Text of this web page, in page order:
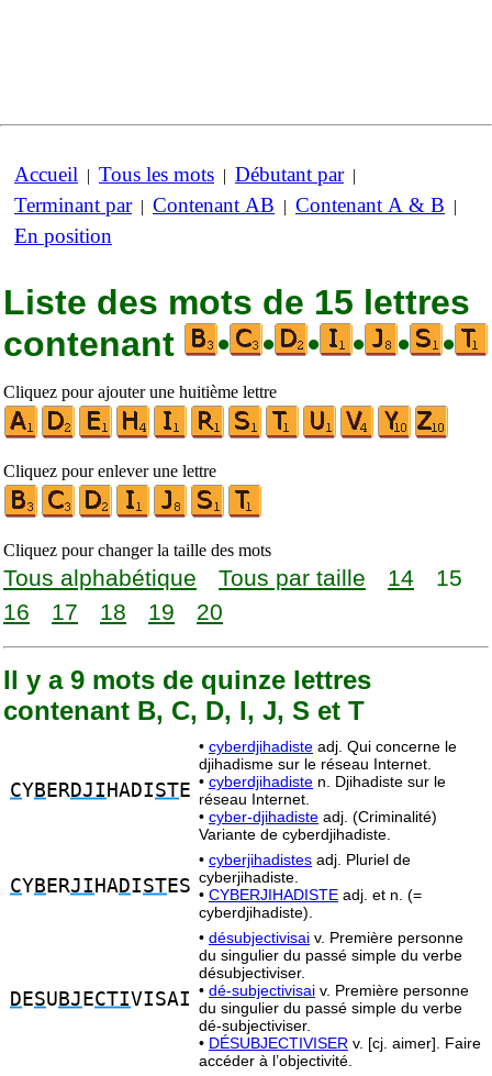
Accueil | Tous les mots | Débutant par|
Terminant par| Contenant AB | Contenant A & B |
En position
Liste des mots de 15 lettres
contenant
• • • • • •
Cliquez pour ajouter une huitième lettre
Cliquez pour enlever une lettre
Cliquez pour changer la taille des mots
Tous alphabétique Tous par taille 14
15
16
17 18 19 20
Il y a 9 mots de quinze lettres
contenant B, C, D, I, J, S et T
CYB ERDJI HADISTE
• cyberdjihadiste adj. Qui concerne le
djihadisme sur le réseau Internet.
• cyberdjihadiste n. Djihadiste sur le
réseau Internet.
• cyber-djihadiste adj. (Criminalité)
Variante de cyberdjihadiste.
CYB ERJI HADISTES
• cyberjihadistes adj. Pluriel de
cyberjihadiste.
• CYBERJIHADISTE adj. et n. (=
cyberdjihadiste).
D ESU BJ ECTIVISAI
• désubjectivisai v. Première personne
du singulier du passé simple du verbe
désubjectiviser.
• dé-subjectivisai v. Première personne
du singulier du passé simple du verbe
dé-subjectiviser.
• DÉSUBJECTIVISER v. [cj. aimer]. Faire
accéder à l’objectivité.